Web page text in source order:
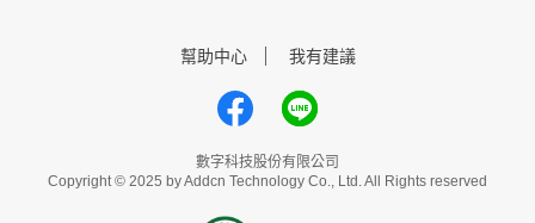
幫助中心 我有建議
數字科技股份有限公司
Copyright © 2025 by Addcn Technology Co., Ltd. All Rights reserved